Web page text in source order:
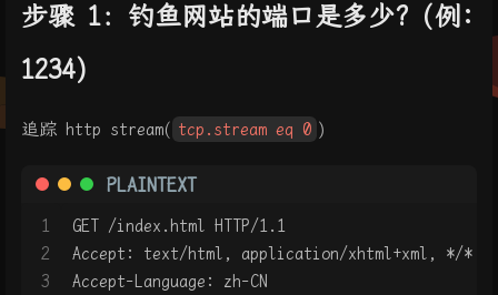
步骤 1：钓鱼网站的端口是多少? (例:
1234)
追踪 http stream( tcp.stream eq 0 )
PLAINTEXT
1
2
3
GET /index.html HTTP/1.1
Accept: text/html, application/xhtml+xml, */*
Accept-Language: zh-CN